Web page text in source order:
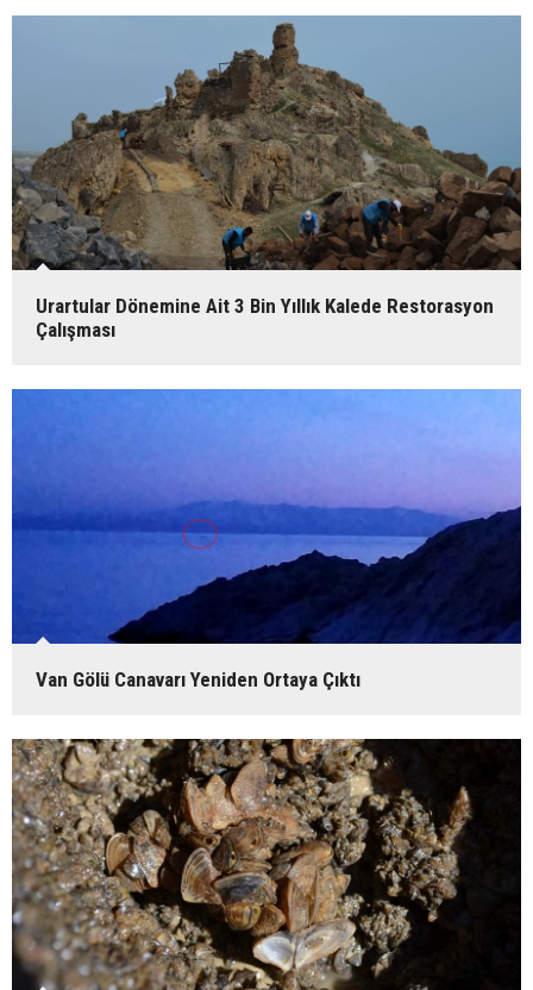
Urartular Dönemine Ait 3 Bin Yıllık Kalede Restorasyon
Çalışması
Van Gölü Canavarı Yeniden Ortaya Çıktı